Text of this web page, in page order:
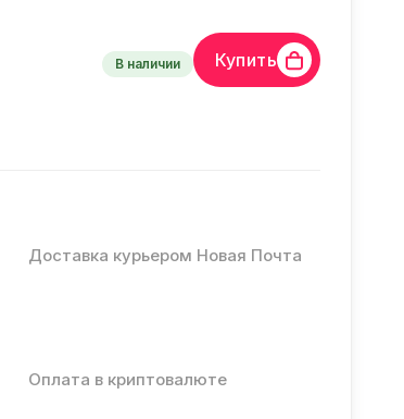
В наличии Купить
Доставка курьером Новая Почта
Оплата в криптовалюте